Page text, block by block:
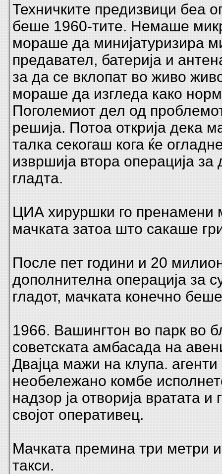
Техничките предизвици беа
беше 1960-тите. Немаше
мораше да минијатуризира
предавател, батерија и
за да се вклопат во живо
мораше да изгледа како
Поголемиот дел од
решија. Потоа открија дека
талка секогаш кога ќе
извршија втора операција за
гладта.
ЦИА хируршки го пренамени
мачката затоа што сакаше
После пет години и 20
дополнителна операција за
гладот, мачката конечно
1966. Вашингтон во парк во
советската амбасада на
Двајца мажи на клупа.
необележано комбе
надзор ја отворија вратата и
својот оперативец.
Mачката премина три метри
такси.